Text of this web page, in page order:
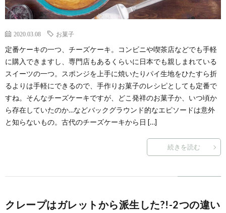
2020.03.08 お菓子
定番ケーキの一つ、チーズケーキ。コンビニや喫茶店などでも手軽
に購入できますし、専門店もあるくらいに日本でも親しまれている
スイーツの一つ。スポンジを上手に焼いたりパイ生地をひたすら折
るよりは手軽にできるので、手作りお菓子のレシピとしても定番で
すね。そんなチーズケーキですが、どこ発祥のお菓子か、いつ頃か
ら存在していたのか…などバックグラウンド的なエピソードは意外
と知らないもの。古代のチーズケーキから日 […]
続きを読む
クレープはガレットから派生した?!-2つの違い